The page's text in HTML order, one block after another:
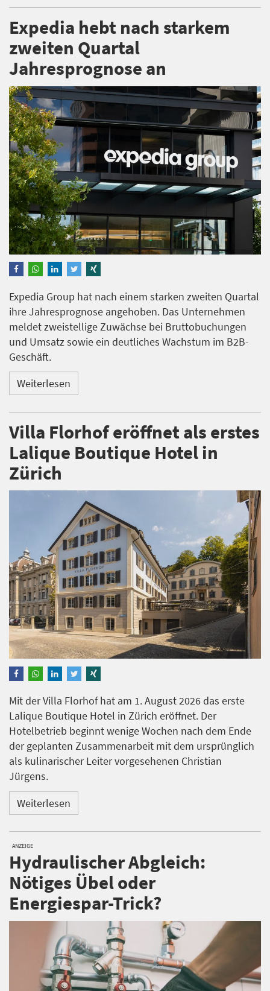
Expedia hebt nach starkem
zweiten Quartal
Jahresprognose an
Expedia Group hat nach einem starken zweiten Quartal
ihre Jahresprognose angehoben. Das Unternehmen
meldet zweistellige Zuwächse bei Bruttobuchungen
und Umsatz sowie ein deutliches Wachstum im B2B-
Geschäft.
Weiterlesen
Villa Florhof eröffnet als erstes
Lalique Boutique Hotel in
Zürich
Mit der Villa Florhof hat am 1. August 2026 das erste
Lalique Boutique Hotel in Zürich eröffnet. Der
Hotelbetrieb beginnt wenige Wochen nach dem Ende
der geplanten Zusammenarbeit mit dem ursprünglich
als kulinarischer Leiter vorgesehenen Christian
Jürgens.
Weiterlesen
ANZEIGE
Hydraulischer Abgleich:
Nötiges Übel oder
Energiespar-Trick?